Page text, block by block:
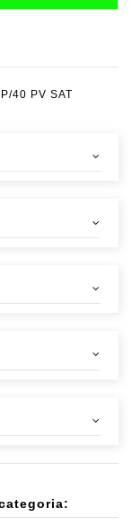
40 PV SAT